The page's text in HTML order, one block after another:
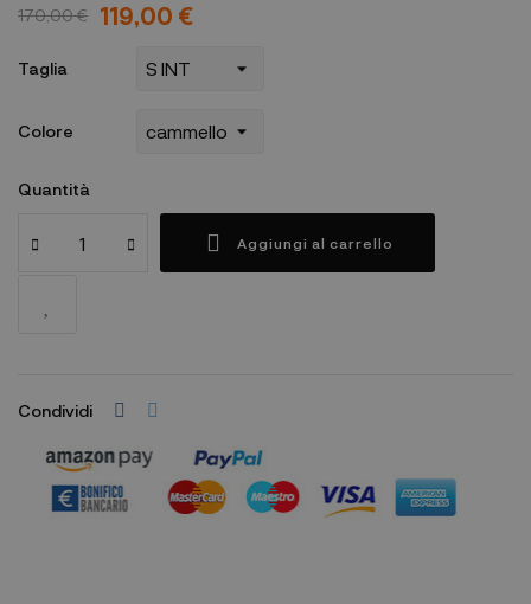
170,00 € 119,00 €
Taglia
Colore
Quantità
Aggiungi al carrello
Condividi